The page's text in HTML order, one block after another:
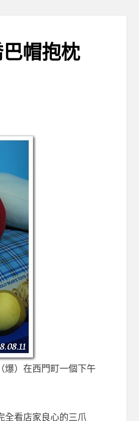
帽抱枕
爆）在西門町一個下午
全看店家良心的三爪